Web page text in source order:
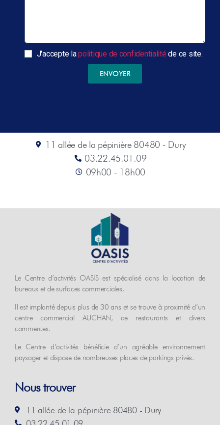
J'accepte lapolitique de confidentialitéde ce site.
ENVOYER
11 allée de la pépinière 80480 - Dury
03.22.45.01.09
09h00 - 18h00
Le Centre d’activités OASIS est spécialisé dans la location de
bureaux et de surfaces commerciales.
Il est implanté depuis plus de 30 ans et se trouve à proximité d’un
centre commercial AUCHAN, de restaurants et divers
commerces.
Le Centre d’activités bénéficie d’un agréable environnement
paysager et dispose de nombreuses places de parkings privés.
Nous trouver
11 allée de la pépinière 80480 - Dury